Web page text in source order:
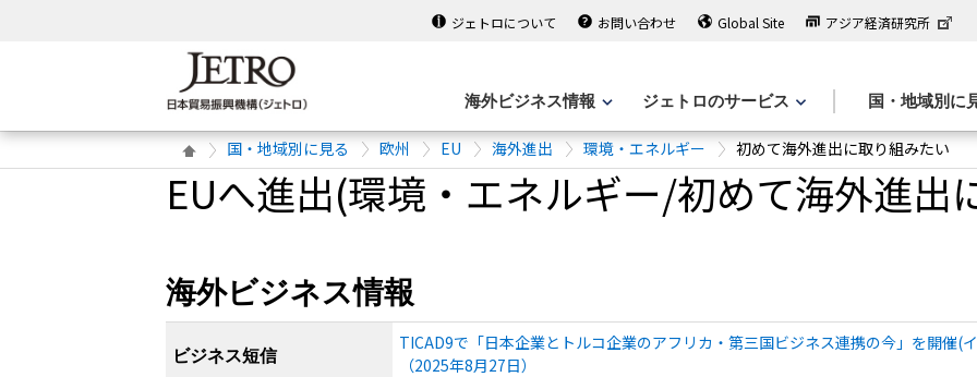
ジェトロについて お問い合わせ Global Site アジア経済研究所
海外ビジネス情報 ジェトロのサービス 国・地域別に
国・地域別に見る 欧州 EU 海外進出 環境・エネルギー 初めて海外進出に取り組みたい
EUへ進出(環境・エネルギー/初めて海外進出
海外ビジネス情報
ビジネス短信
TICAD9で「日本企業とトルコ企業のアフリカ・第三国ビジネス連携の今」を開催(
（2025年8月27日）